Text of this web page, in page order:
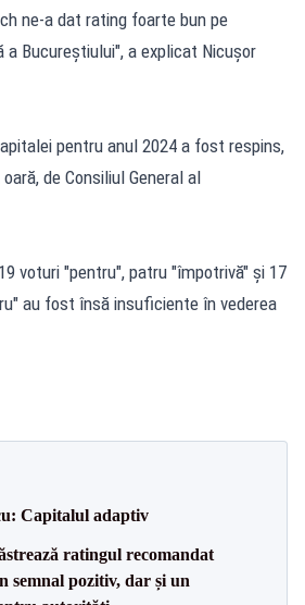
ne-a dat rating foarte bun pe
Bucureştiului", a explicat Nicuşor
pentru anul 2024 a fost respins,
de Consiliul General al
voturi "pentru", patru "împotrivă" şi 17
au fost însă insuficiente în vederea
Capitalul adaptiv
ratingul recomandat
semnal pozitiv, dar și un